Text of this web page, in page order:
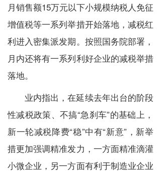
月销售额15万元以下小规模纳税人免征
增值税等一系列举措开始落地，减税红
利进入密集派发期。按照国务院部署，
月内还将有一系列利好企业的减税举措
落地。
业内指出，在延续去年出台的阶段
性减税政策、不搞“急刹车”的基础上，
新一轮减税降费“稳”中有“新意” ，新举
措更加强调精准发力，一方面精准滴灌
小微企业，另一方面有利于制造业企业